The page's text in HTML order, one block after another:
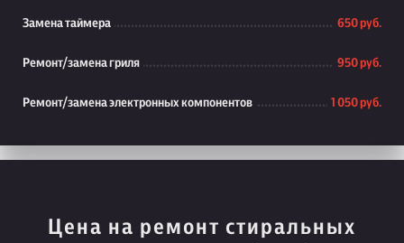
Замена таймера 650 руб.
Ремонт/замена гриля 950 руб.
Ремонт/замена электронных компонентов 1 050 руб.
Цена на ремонт стиральных